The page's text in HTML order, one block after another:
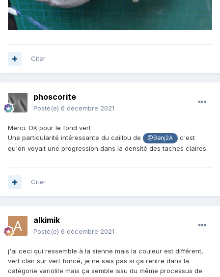
Citer
phoscorite
Posté(e) 6 décembre 2021
Merci. OK pour le fond vert
Une particularité intéressante du caillou de
@Benj2A
c'est
qu'on voyait une progression dans la densité des taches claires.
Citer
alkimik
Posté(e) 6 décembre 2021
j'ai ceci qui ressemble à la sienne mais la couleur est différent,
vert clair sur vert foncé, je ne sais pas si ça rentre dans la
catégorie variolite mais ça semble issu du même processus de